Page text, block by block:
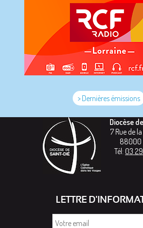
> Dernières émissions
Diocèse
7 Rue de
88000
Tél: 03
LETTRE